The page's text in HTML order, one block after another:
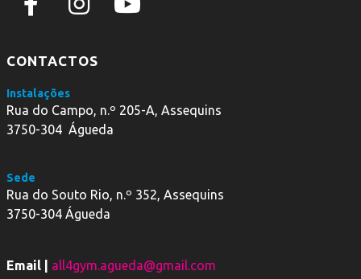
CONTACTOS
Instalações
Rua do Campo, n.º 205-A, Assequins
3750-304 Águeda
Sede
Rua do Souto Rio, n.º 352, Assequins
3750-304 Águeda
Email | all4gym.agueda@gmail.com